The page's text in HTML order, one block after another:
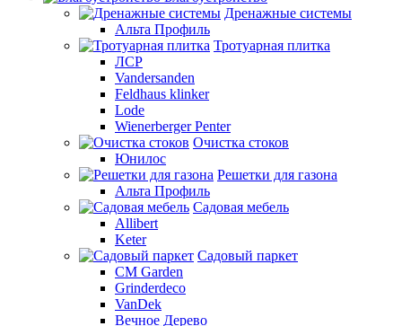
Дренажные системы
Альта Профиль
Тротуарная плитка
ЛСР
Vandersanden
Feldhaus klinker
Lode
Wienerberger Penter
Очистка стоков
Юнилос
Решетки для газона
Альта Профиль
Садовая мебель
Allibert
Keter
Садовый паркет
CM Garden
Grinderdeco
VanDek
Вечное Дерево